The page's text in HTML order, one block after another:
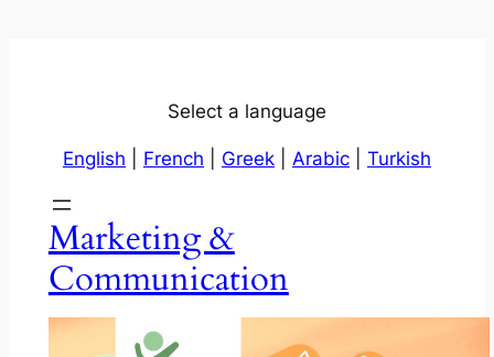
Select a language
English French Greek Arabic Turkish
Marketing &
Communication